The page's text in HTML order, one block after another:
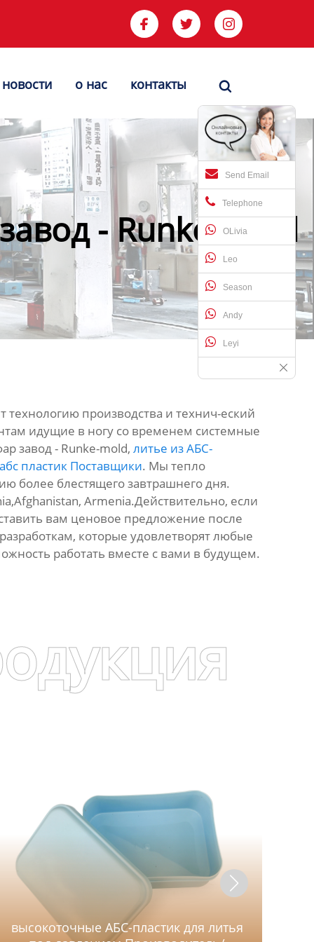
  
новости о нас контакты 
Send Email
Telephone
OLivia
Leo
Season
Andy
Leyi
- Runke-mold
производства и технич-еский
идущие в ногу со временем системные
завод - Runke-mold, литье из АБС-
пластик Поставщики. Мы тепло
более блестящего завтрашнего дня.
Armenia.Действительно, если
вам ценовое предложение после
которые удовлетворят любые
работать вместе с вами в будущем.
высокоточные АБС-пластик для литья